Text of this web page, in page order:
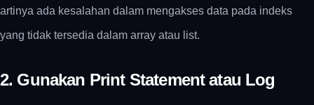
artinya ada kesalahan dalam mengakses data pada indeks
yang tidak tersedia dalam array atau list.
2. Gunakan Print Statement atau Log